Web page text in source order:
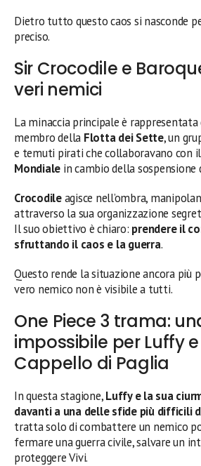
Dietro tutto questo caos si nasconde
preciso.
Sir Crocodile e
veri nemici
La minaccia principale è rappresentata
membro della Flotta dei Sette, un
e temuti pirati che collaboravano con il
Mondiale in cambio della
Crocodileagisce nell’ombra,
attraverso la sua organizzazione
Il suo obiettivo è chiaro: prendere il
sfruttando il caos e la guerra.
Questo rende la situazione ancora più
vero nemico non è visibile a tutti.
One Piece 3 trama:
impossibile per Luffy
Cappello di Paglia
In questa stagione,Luffy e la sua
davanti a una delle sfide più difficili
tratta solo di combattere un nemico
fermare una guerra civile, salvare un
proteggere Vivi.